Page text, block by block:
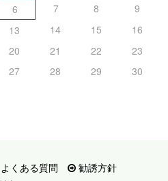
6 7 8
9
13 14 15
16
20 21 22
23
27 28 29
30
よくある質問
勧誘方針